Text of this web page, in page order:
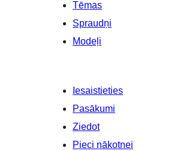
Tēmas
Spraudņi
Modeļi
Iesaistieties
Pasākumi
Ziedot
Pieci nākotnei